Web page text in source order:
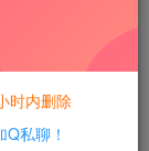
165
可以使用
时内删除
私聊！